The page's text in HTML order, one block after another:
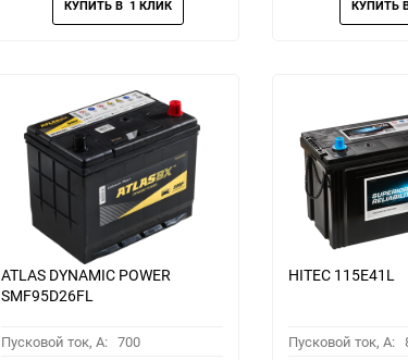
ATLAS DYNAMIC POWER
SMF95D26FL
Пусковой ток, A: 700
HITEC 115E41L
Пусковой ток, A: